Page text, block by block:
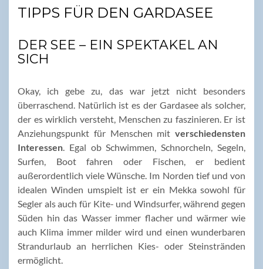
TIPPS FÜR DEN GARDASEE
DER SEE – EIN SPEKTAKEL AN
SICH
Okay, ich gebe zu, das war jetzt nicht besonders
überraschend. Natürlich ist es der Gardasee als solcher,
der es wirklich versteht, Menschen zu faszinieren. Er ist
Anziehungspunkt für Menschen mit verschiedensten
Interessen. Egal ob Schwimmen, Schnorcheln, Segeln,
Surfen, Boot fahren oder Fischen, er bedient
außerordentlich viele Wünsche. Im Norden tief und von
idealen Winden umspielt ist er ein Mekka sowohl für
Segler als auch für Kite- und Windsurfer, während gegen
Süden hin das Wasser immer flacher und wärmer wie
auch Klima immer milder wird und einen wunderbaren
Strandurlaub an herrlichen Kies- oder Steinstränden
ermöglicht.